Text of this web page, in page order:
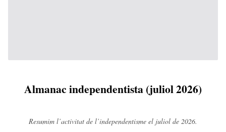
Almanac independentista (juliol 2026)
Resumim l’activitat de l’independentisme el juliol de 2026.